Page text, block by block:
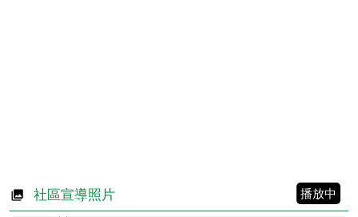
播放中
社區宣導照片